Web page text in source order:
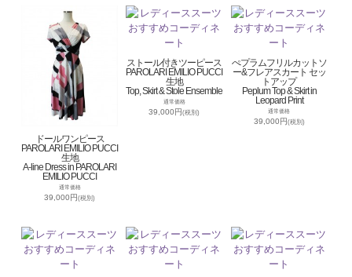
ドールワンピース
PAROLARI EMILIO PUCCI
生地
A-line Dress in PAROLARI
EMILIO PUCCI
通常価格
39,000円(税別)
ストール付きツーピース
PAROLARI EMILIO PUCCI
生地
Top, Skirt & Stole Ensemble
通常価格
39,000円(税別)
ぺプラムフリルカットソ
ー&フレアスカート セッ
トアップ
Peplum Top & Skirt in
Leopard Print
通常価格
39,000円(税別)